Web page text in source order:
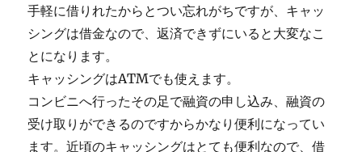
手軽に借りれたからとつい忘れがちですが、キャッ
シングは借金なので、返済できずにいると大変なこ
とになります。
キャッシングはATMでも使えます。
コンビニへ行ったその足で融資の申し込み、融資の
受け取りができるのですからかなり便利になってい
ます。近頃のキャッシングはとても便利なので、借